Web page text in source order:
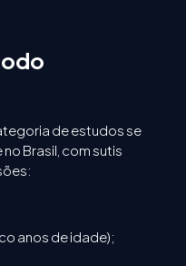
de estudos se
Brasil, com sutis
anos de idade);